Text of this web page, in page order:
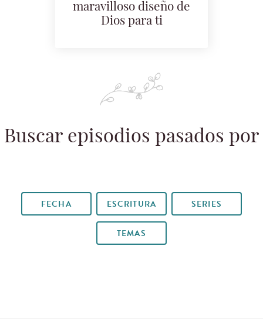
maravilloso diseño de
Dios para ti
Buscar episodios pasados por
FECHA ESCRITURA SERIES
TEMAS